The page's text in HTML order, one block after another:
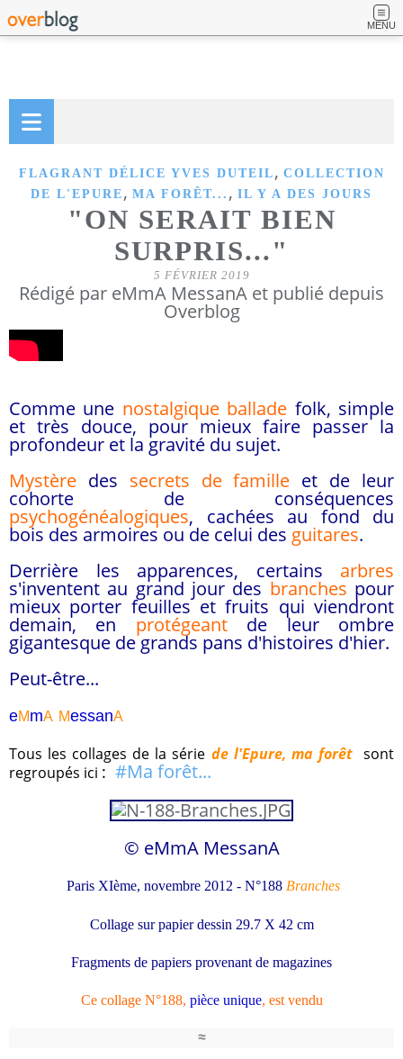
MENU
FLAGRANT DÉLICE YVES DUTEIL , COLLECTION
DE L'EPURE , MA FORÊT... , IL Y A DES JOURS
"ON SERAIT BIEN
SURPRIS..."
5 FÉVRIER 2019
Rédigé par eMmA MessanA et publié depuis
Overblog
Comme une nostalgique ballade folk, simple
et très douce, pour mieux faire passer la
profondeur et la gravité du sujet.
Mystère des secrets de famille et de leur
cohorte de conséquences
psychogénéalogiques, cachées au fond du
bois des armoires ou de celui des guitares.
Derrière les apparences, certains arbres
s'inventent au grand jour des branches pour
mieux porter feuilles et fruits qui viendront
demain, en protégeantde leur ombre
gigantesque de grands pans d'histoires d'hier.
Peut-être...
eMmA MessanA
Tous les collages de la série de l'Epure, ma forêtsont
regroupés ici : #Ma forêt...
© eMmA MessanA
Paris XIème, novembre 2012 - N°188 Branches
Collage sur papier dessin 29.7 X 42 cm
Fragments de papiers provenant de magazines
Ce collage N°188, pièce unique, est vendu
≈